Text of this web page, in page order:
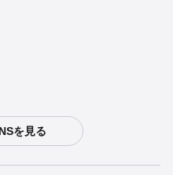
を見る